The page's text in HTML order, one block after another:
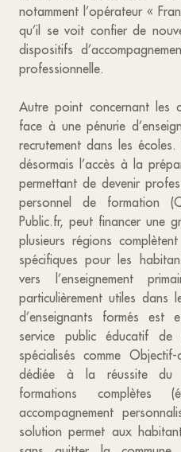
notamment l’opérateur «
qu’il se voit confier de
dispositifs
professionnelle.
Autre point concernant les
face à une pénurie
recrutement dans les
désormais l’accès à la
permettant de devenir
personnel de formation
Public.fr, peut financer une
plusieurs régions
spécifiques pour les
vers l’enseignement
particulièrement utiles dans
d’enseignants formés est
service public éducatif de
spécialisés comme
dédiée à la réussite du
formations complètes
accompagnement
solution permet aux